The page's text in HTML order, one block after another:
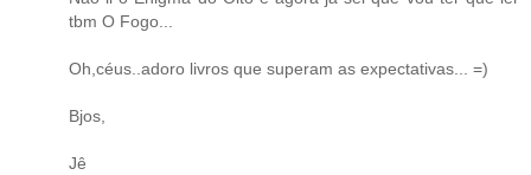
tbm O Fogo...
Oh,céus..adoro livros que superam as expectativas... =)
Bjos,
Jê